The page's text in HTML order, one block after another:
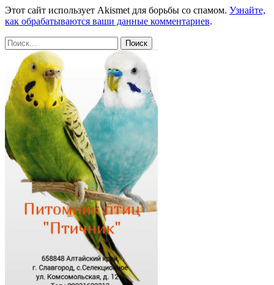
Этот сайт использует Akismet для борьбы со спамом. Узнайте,
как обрабатываются ваши данные комментариев.